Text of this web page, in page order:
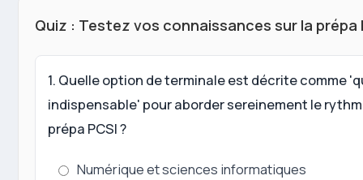
Quiz : Testez vos connaissances sur la prépa
1. Quelle option de terminale est décrite comme
indispensable' pour aborder sereinement le
prépa PCSI ?
Numérique et sciences informatiques